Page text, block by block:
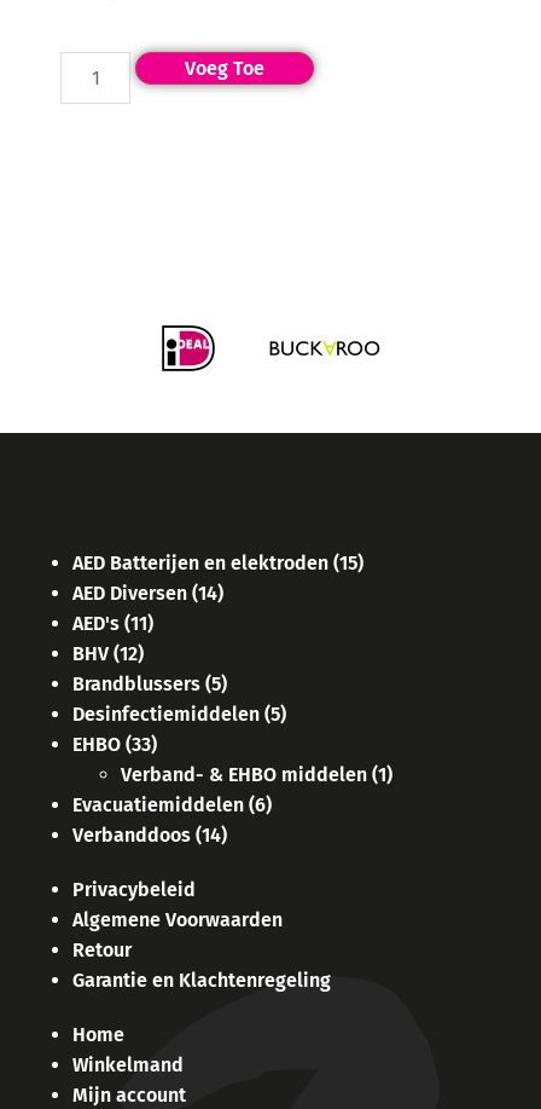
Voeg Toe
AED Batterijen en elektroden (15)
AED Diversen (14)
AED's (11)
BHV (12)
Brandblussers (5)
Desinfectiemiddelen (5)
EHBO (33)
Verband- & EHBO middelen (1)
Evacuatiemiddelen (6)
Verbanddoos (14)
Privacybeleid
Algemene Voorwaarden
Retour
Garantie en Klachtenregeling
Home
Winkelmand
Mijn account